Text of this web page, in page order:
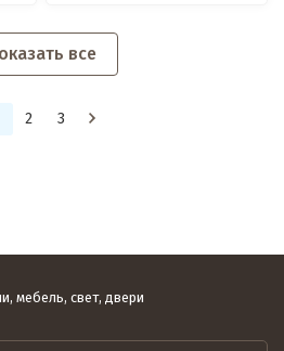
все
2 3
мебель, свет, двери